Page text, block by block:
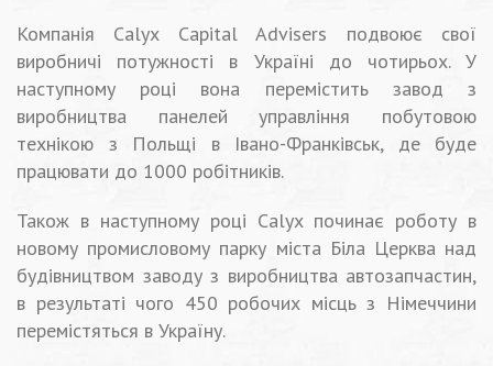
Компанія Calyx Capital Advisers подвоює свої
виробничі потужності в Україні до чотирьох. У
наступному році вона перемістить завод з
виробництва панелей управління побутовою
технікою з Польщі в Івано-Франківськ, де буде
працювати до 1000 робітників.
Також в наступному році Calyx починає роботу в
новому промисловому парку міста Біла Церква над
будівництвом заводу з виробництва автозапчастин,
в результаті чого 450 робочих місць з Німеччини
перемістяться в Україну.